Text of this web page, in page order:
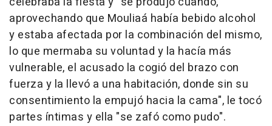
aprovechando que Mouliaá había bebido alcohol
y estaba afectada por la combinación del mismo,
lo que mermaba su voluntad y la hacía más
vulnerable, el acusado la cogió del brazo con
fuerza y la llevó a una habitación, donde sin su
consentimiento la empujó hacia la cama", le tocó
partes íntimas y ella "se zafó como pudo".